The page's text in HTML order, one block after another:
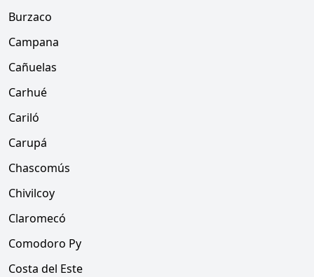
Burzaco
Campana
Cañuelas
Carhué
Cariló
Carupá
Chascomús
Chivilcoy
Claromecó
Comodoro Py
Costa del Este